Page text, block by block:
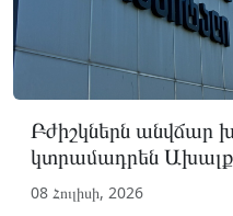
Բժիշկներն անվճար
կտրամադրեն
08 Հուլիսի, 2026